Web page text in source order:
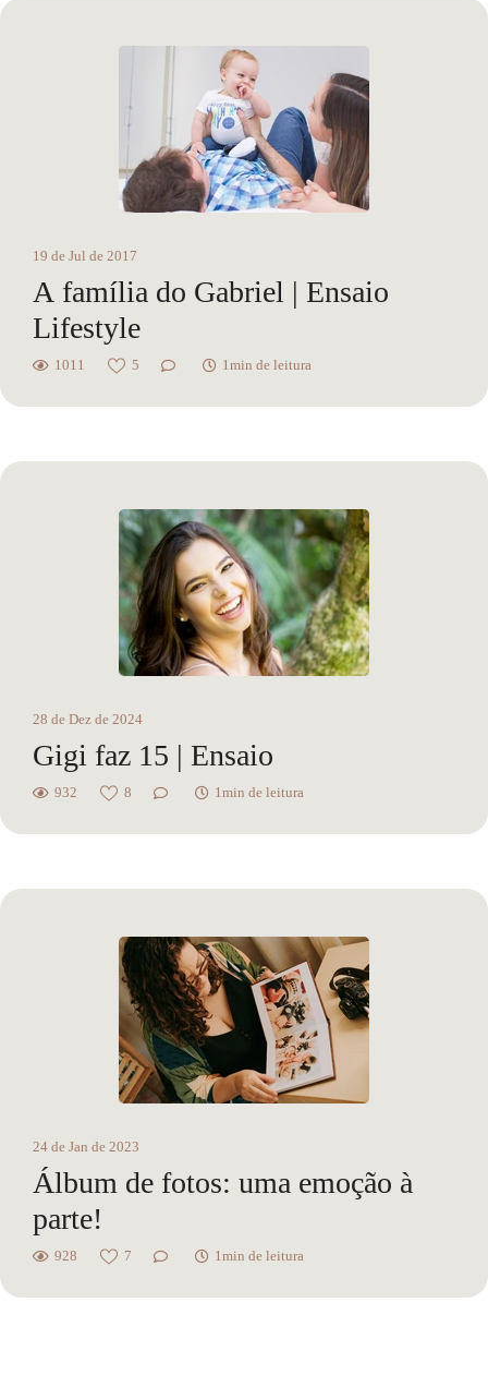
19 de Jul de 2017
A família do Gabriel | Ensaio
Lifestyle
1011 5 1min de leitura
28 de Dez de 2024
Gigi faz 15 | Ensaio
932 8 1min de leitura
24 de Jan de 2023
Álbum de fotos: uma emoção à
parte!
928 7 1min de leitura